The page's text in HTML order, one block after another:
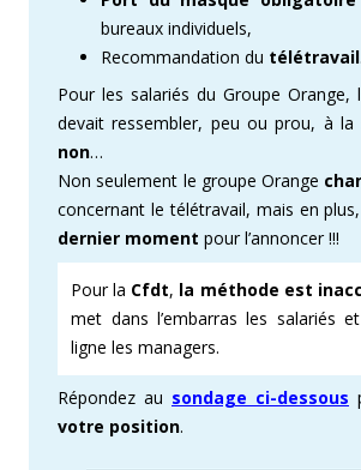
bureaux individuels,
Recommandation du télétravail
Pour les salariés du Groupe Orange,
devait ressembler, peu ou prou, à la
non…
Non seulement le groupe Orange
concernant le télétravail, mais en
dernier moment pour l’annoncer !!!
Pour la Cfdt, la méthode est
met dans l’embarras les salariés
ligne les managers.
Répondez au sondage ci-dessous
votre position.